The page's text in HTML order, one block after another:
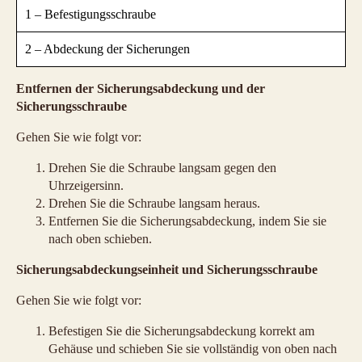
1 – Befestigungsschraube
2 – Abdeckung der Sicherungen
Entfernen der Sicherungsabdeckung und der
Sicherungsschraube
Gehen Sie wie folgt vor:
Drehen Sie die Schraube langsam gegen den
Uhrzeigersinn.
Drehen Sie die Schraube langsam heraus.
Entfernen Sie die Sicherungsabdeckung, indem Sie sie
nach oben schieben.
Sicherungsabdeckungseinheit und Sicherungsschraube
Gehen Sie wie folgt vor:
Befestigen Sie die Sicherungsabdeckung korrekt am
Gehäuse und schieben Sie sie vollständig von oben nach